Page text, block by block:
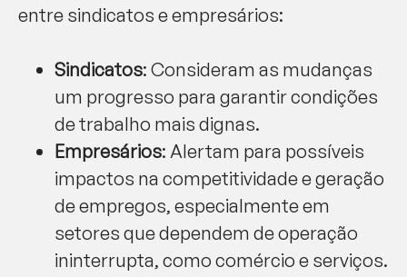
entre sindicatos e empresários:
Sindicatos: Consideram as mudanças
um progresso para garantir condições
de trabalho mais dignas.
Empresários: Alertam para possíveis
impactos na competitividade e geração
de empregos, especialmente em
setores que dependem de operação
ininterrupta, como comércio e serviços.